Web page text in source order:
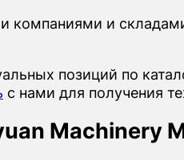
и
позиций по
с нами для получения
Machinery